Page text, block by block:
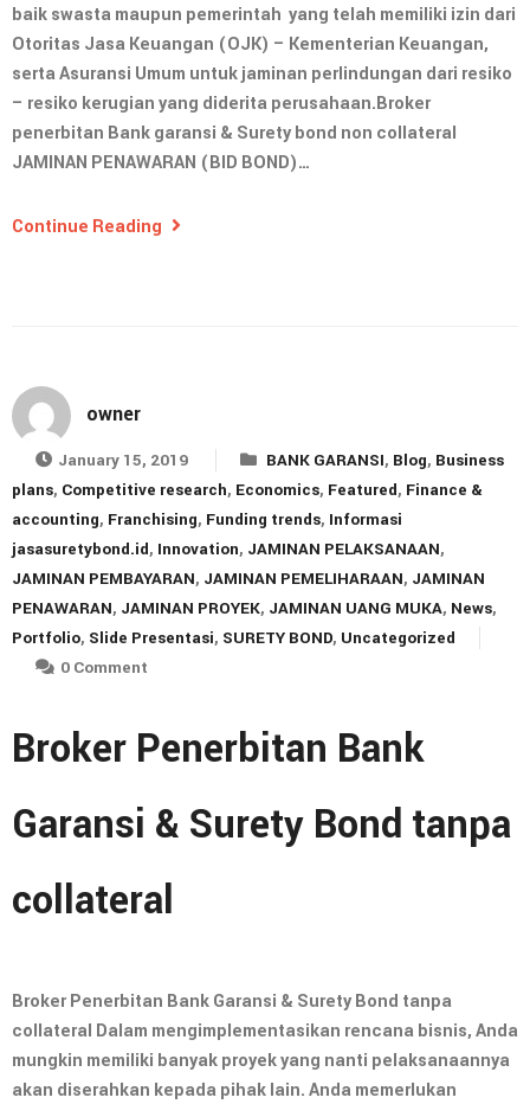
baik swasta maupun pemerintah yang telah memiliki izin dari
Otoritas Jasa Keuangan (OJK) – Kementerian Keuangan,
serta Asuransi Umum untuk jaminan perlindungan dari resiko
– resiko kerugian yang diderita perusahaan.Broker
penerbitan Bank garansi & Surety bond non collateral
JAMINAN PENAWARAN (BID BOND)…
Continue Reading
owner
January 15, 2019 BANK GARANSI, Blog, Business
plans, Competitive research, Economics, Featured, Finance &
accounting, Franchising, Funding trends, Informasi
jasasuretybond.id, Innovation, JAMINAN PELAKSANAAN,
JAMINAN PEMBAYARAN, JAMINAN PEMELIHARAAN, JAMINAN
PENAWARAN, JAMINAN PROYEK, JAMINAN UANG MUKA, News,
Portfolio, Slide Presentasi, SURETY BOND, Uncategorized
0 Comment
Broker Penerbitan Bank
Garansi & Surety Bond tanpa
collateral
Broker Penerbitan Bank Garansi & Surety Bond tanpa
collateral Dalam mengimplementasikan rencana bisnis, Anda
mungkin memiliki banyak proyek yang nanti pelaksanaannya
akan diserahkan kepada pihak lain. Anda memerlukan